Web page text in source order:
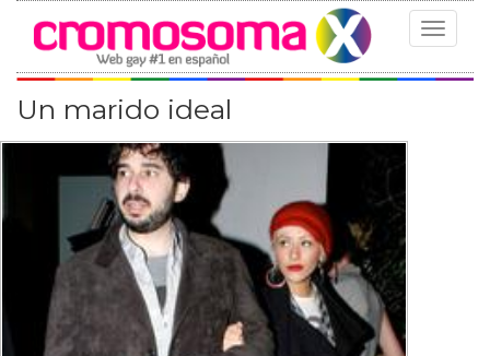
Toggle
Un marido ideal